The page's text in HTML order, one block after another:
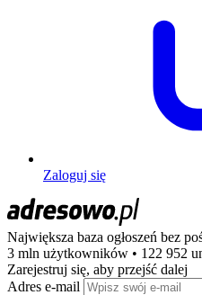
Zaloguj się
Największa baza ogłoszeń bez
3 mln użytkowników • 122 952
Zarejestruj się, aby przejść dalej
Adres e-mail